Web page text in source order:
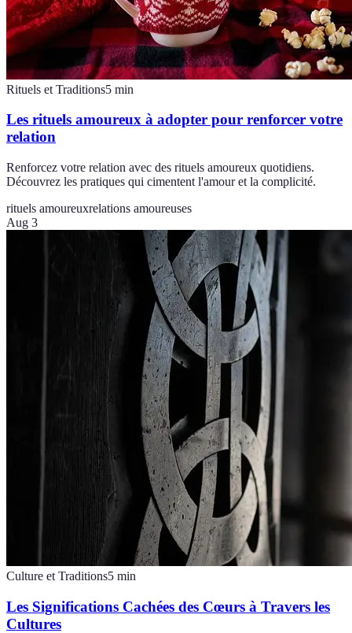
Rituels et Traditions5 min
Les rituels amoureux à adopter pour renforcer votre
relation
Renforcez votre relation avec des rituels amoureux quotidiens.
Découvrez les pratiques qui cimentent l'amour et la complicité.
rituels amoureuxrelations amoureuses
Aug 3
Culture et Traditions5 min
Les Significations Cachées des Cœurs à Travers les
Cultures